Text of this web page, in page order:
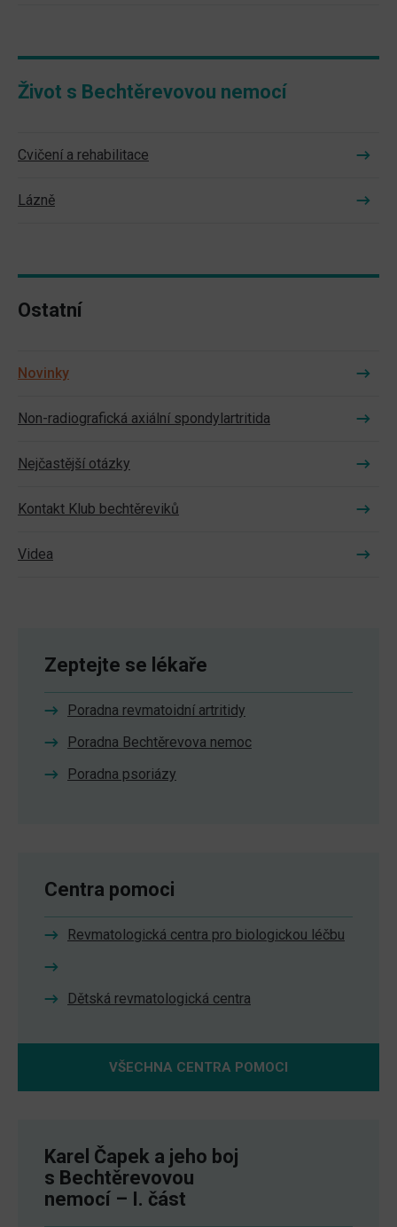
Život s Bechtěrevovou nemocí
Cvičení a rehabilitace
Lázně
Ostatní
Novinky
Non-radiografická axiální spondylartritida
Nejčastější otázky
Kontakt Klub bechtěreviků
Videa
Zeptejte se lékaře
Poradna revmatoidní artritidy
Poradna Bechtěrevova nemoc
Poradna psoriázy
Centra pomoci
Revmatologická centra pro biologickou léčbu
Dětská revmatologická centra
VŠECHNA CENTRA POMOCI
Karel Čapek a jeho boj
s Bechtěrevovou
nemocí – I. část